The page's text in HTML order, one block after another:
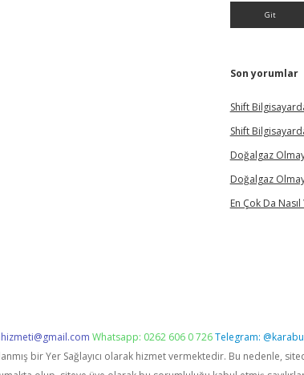
Son yorumlar
Shift
Shift
Doğalgaz
Doğalgaz
En Çok Da Nasıl
Whatsapp: 0262 606 0 726Telegram:
bir Yer Sağlayıcı olarak hizmet vermektedir. Bu nedenle,